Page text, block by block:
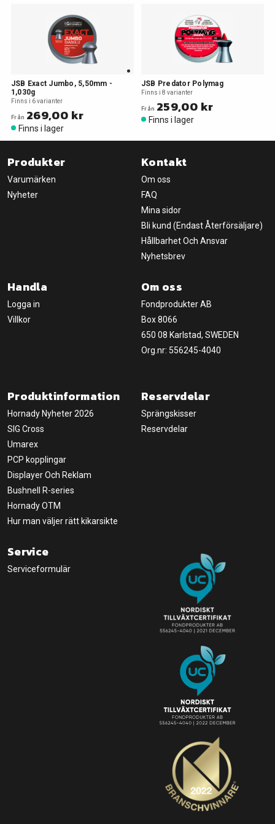
JSB Exact Jumbo, 5,50mm -
1,030g
Finns i 6 varianter
Från 269,00 kr
Finns i lager
JSB Predator Polymag
Finns i 8 varianter
Från 259,00 kr
Finns i lager
Produkter
Varumärken
Nyheter
Kontakt
Om oss
FAQ
Mina sidor
Bli kund (Endast Återförsäljare)
Hållbarhet Och Ansvar
Nyhetsbrev
Handla
Logga in
Villkor
Om oss
Fondprodukter AB
Box 8066
650 08 Karlstad, SWEDEN
Org.nr: 556245-4040
Produktinformation
Hornady Nyheter 2026
SIG Cross
Umarex
PCP kopplingar
Displayer Och Reklam
Bushnell R-series
Hornady OTM
Hur man väljer rätt kikarsikte
Reservdelar
Sprängskisser
Reservdelar
Service
Serviceformulär